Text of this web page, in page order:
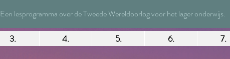
Een lesprogramma over de Tweede Wereldoorlog voor het lager onderwijs.
3. 4. 5. 6. 7.